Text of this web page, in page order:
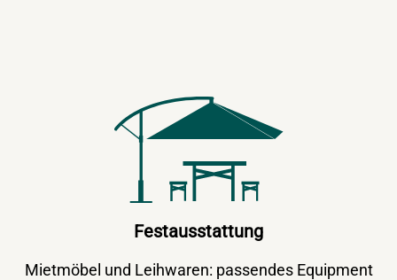
Festausstattung
Mietmöbel und Leihwaren: passendes Equipment